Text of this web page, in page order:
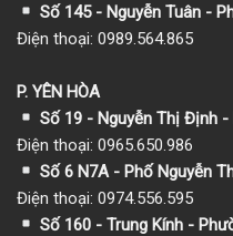
Số 145 - Nguyễn Tuân -
Điện thoại: 0989.564.865
P. YÊN HÒA
Số 19 - Nguyễn Thị Định -
Điện thoại: 0965.650.986
Số 6 N7A - Phố Nguyễn
Điện thoại: 0974.556.595
Số 160 - Trung Kính -